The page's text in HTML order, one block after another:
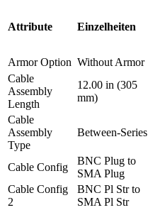
Attribute Einzelheiten
Armor Option Without Armor
Cable
Assembly
Length
12.00 in (305
mm)
Cable
Assembly
Type
Between-Series
Cable Config
BNC Plug to
SMA Plug
Cable Config
2
BNC Pl Str to
SMA Pl Str